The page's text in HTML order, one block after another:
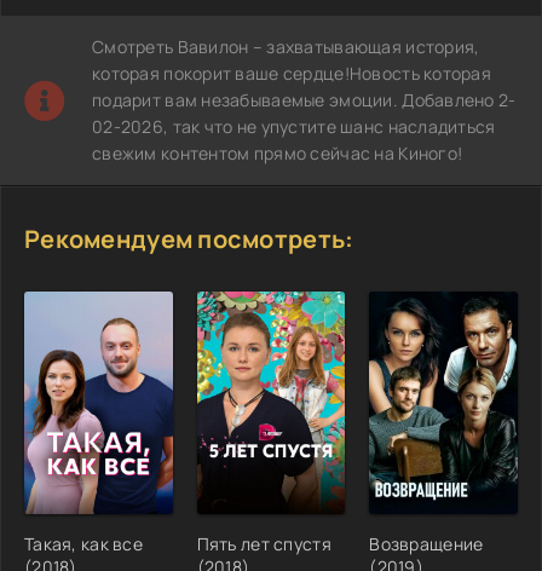
Смотреть Вавилон – захватывающая история,
которая покорит ваше сердце!Новость которая
подарит вам незабываемые эмоции. Добавлено 2-
02-2026, так что не упустите шанс насладиться
свежим контентом прямо сейчас на Киного!
Рекомендуем посмотреть:
Такая, как все
Пять лет спустя
Возвращение